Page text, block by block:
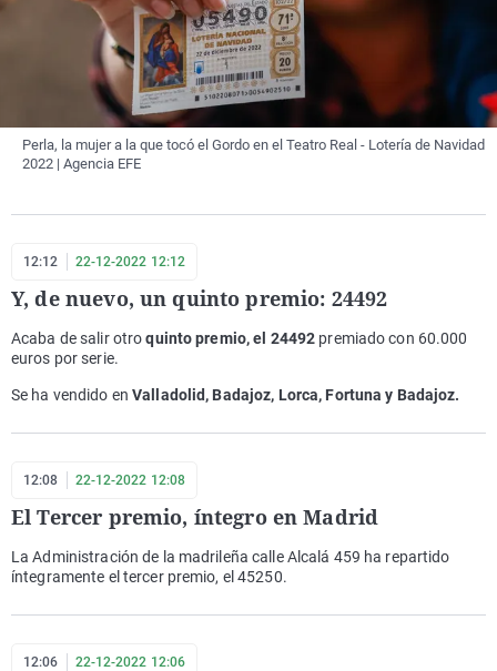
Perla, la mujer a la que tocó el Gordo en el Teatro Real - Lotería de Navidad
2022 | Agencia EFE
12:12 22-12-2022 12:12
Y, de nuevo, un quinto premio: 24492
Acaba de salir otroquinto premio, el 24492 premiado con 60.000
euros por serie.
Se ha vendido enValladolid, Badajoz, Lorca, Fortuna y Badajoz.
12:08 22-12-2022 12:08
El Tercer premio, íntegro en Madrid
La Administración de la madrileña calle Alcalá 459 ha repartido
íntegramente el tercer premio, el 45250.
12:06 22-12-2022 12:06